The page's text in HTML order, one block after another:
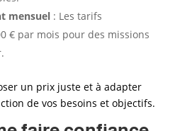
mensuel: Les tarifs
€ par mois pour des missions
un prix juste et à adapter
de vos besoins et objectifs.